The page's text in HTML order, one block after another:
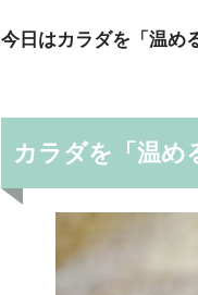
今日はカラダを「温め
カラダを「温め